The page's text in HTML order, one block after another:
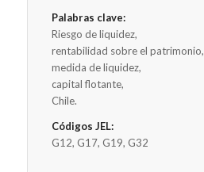
Palabras clave:
Riesgo de liquidez,
rentabilidad sobre el patrimonio,
medida de liquidez,
capital flotante,
Chile.
Códigos JEL:
G12, G17, G19, G32